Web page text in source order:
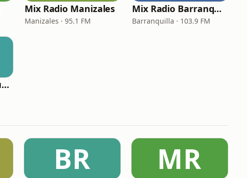
Mix Radio Manizales
Manizales · 95.1 FM
Mix Radio Barranquilla
Barranquilla · 103.9 FM
Mix Radio - Valledupar
BR MR